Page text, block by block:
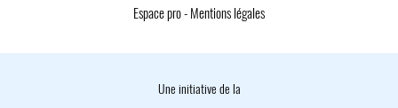
Espace pro- Mentions légales
Une initiative de la